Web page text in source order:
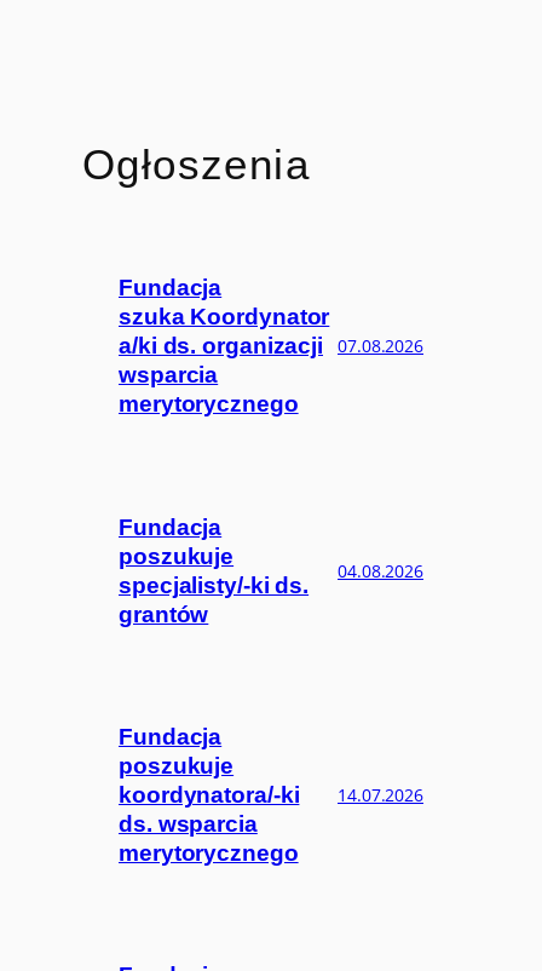
Ogłoszenia
Fundacja
szuka Koordynator
a/ki ds. organizacji
wsparcia
merytorycznego
07.08.2026
Fundacja
poszukuje
specjalisty/-ki ds.
grantów
04.08.2026
Fundacja
poszukuje
koordynatora/-ki
ds. wsparcia
merytorycznego
14.07.2026